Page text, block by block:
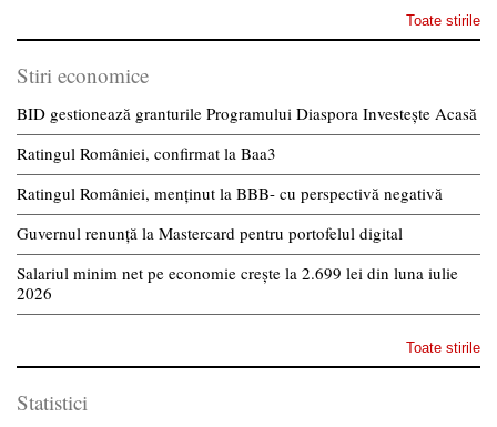
Toate stirile
Stiri economice
BID gestionează granturile Programului Diaspora Investește Acasă
Ratingul României, confirmat la Baa3
Ratingul României, menținut la BBB- cu perspectivă negativă
Guvernul renunță la Mastercard pentru portofelul digital
Salariul minim net pe economie crește la 2.699 lei din luna iulie
2026
Toate stirile
Statistici